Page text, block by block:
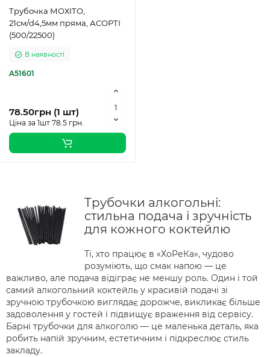
Трубочка МОХІТО,
21см/d4,5мм пряма, АСОРТІ
(500/22500)
В наявності
A51601
78.50грн (1 шт)
Ціна за 1шт 78.5 грн.
Трубочки алкогольні:
стильна подача і зручність
для кожного коктейлю
Ті, хто працює в «ХоРеКа», чудово
розуміють, що смак напою — це
важливо, але подача відіграє не меншу роль. Один і той
самий алкогольний коктейль у красивій подачі зі
зручною трубочкою виглядає дорожче, викликає більше
задоволення у гостей і підвищує враження від сервісу.
Барні трубочки для алкоголю — це маленька деталь, яка
робить напій зручним, естетичним і підкреслює стиль
закладу.